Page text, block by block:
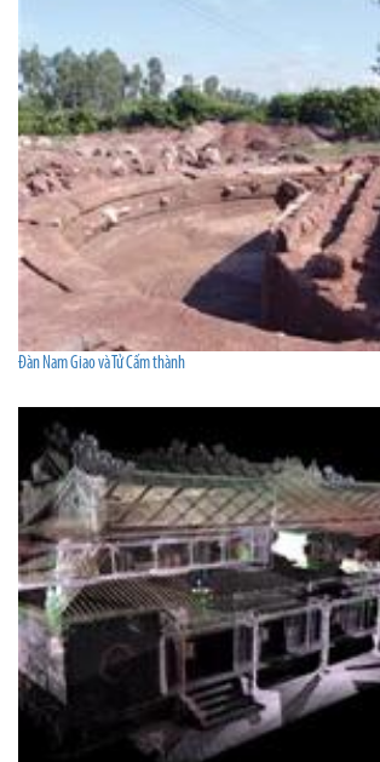
Đàn Nam Giao và Tử Cấm thành